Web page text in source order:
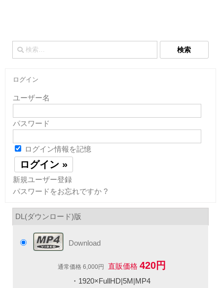
検
索:
ログイン
ユーザー名
パスワード
ログイン情報を記憶
新規ユーザー登録
パスワードをお忘れですか ?
DL(ダウンロード)版
Download
通常価格 6,000円 直販価格 420円
・1920×FullHD|5M|MP4